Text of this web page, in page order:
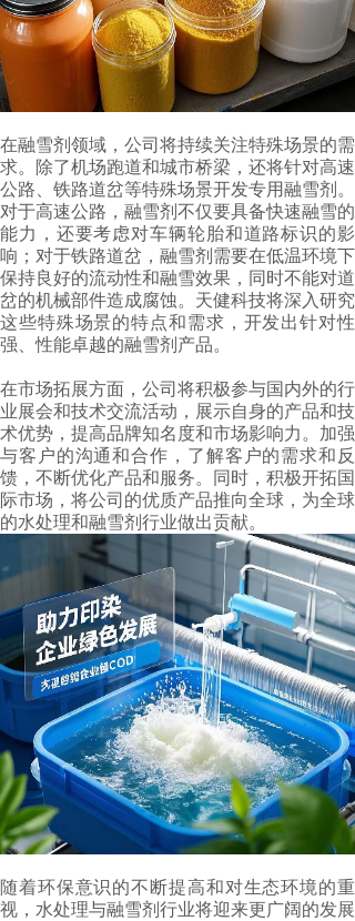
在融雪剂领域，公司将持续关注特殊场景的需
求。除了机场跑道和城市桥梁，还将针对高速
公路、铁路道岔等特殊场景开发专用融雪剂。
对于高速公路，融雪剂不仅要具备快速融雪的
能力，还要考虑对车辆轮胎和道路标识的影
响；对于铁路道岔，融雪剂需要在低温环境下
保持良好的流动性和融雪效果，同时不能对道
岔的机械部件造成腐蚀。天健科技将深入研究
这些特殊场景的特点和需求，开发出针对性
强、性能卓越的融雪剂产品。
在市场拓展方面，公司将积极参与国内外的行
业展会和技术交流活动，展示自身的产品和技
术优势，提高品牌知名度和市场影响力。加强
与客户的沟通和合作，了解客户的需求和反
馈，不断优化产品和服务。同时，积极开拓国
际市场，将公司的优质产品推向全球，为全球
的水处理和融雪剂行业做出贡献。
随着环保意识的不断提高和对生态环境的重
视，水处理与融雪剂行业将迎来更广阔的发展